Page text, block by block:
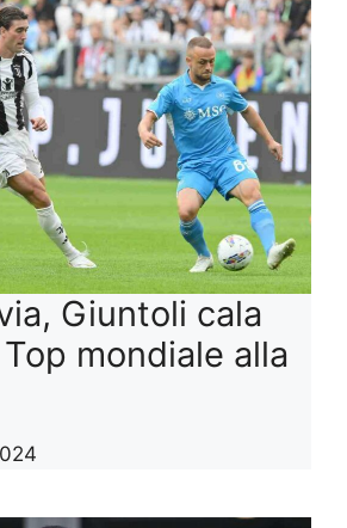
Giuntoli cala
Top mondiale alla